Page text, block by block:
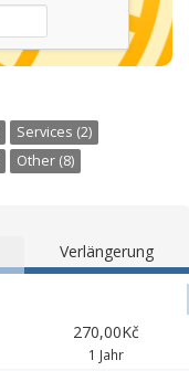
Services (2)
Other (8)
Verlängerung
270,00Kč
1 Jahr